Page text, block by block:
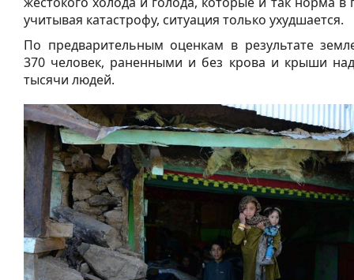
учитывая катастрофу, ситуация только ухудшается.
По предварительным оценкам в результате
370 человек, раненными и без крова и крыши
тысячи людей.